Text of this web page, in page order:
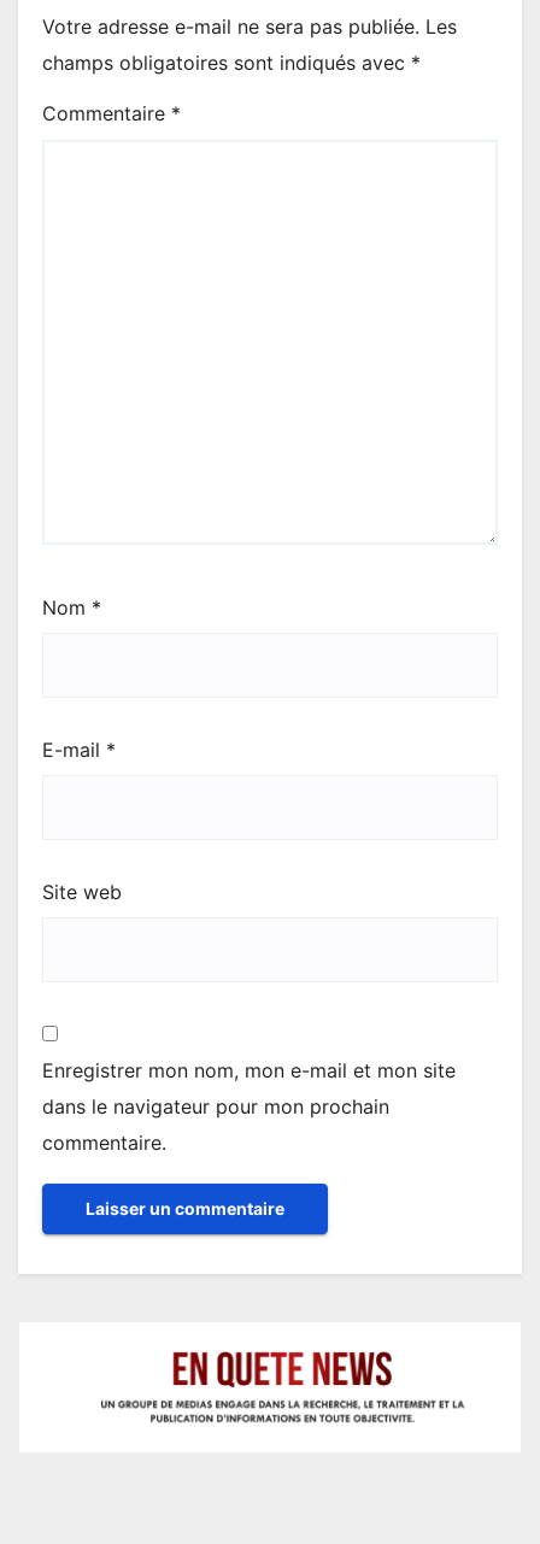
Votre adresse e-mail ne sera pas publiée. Les
champs obligatoires sont indiqués avec *
Commentaire *
Nom *
E-mail *
Site web
Enregistrer mon nom, mon e-mail et mon site
dans le navigateur pour mon prochain
commentaire.